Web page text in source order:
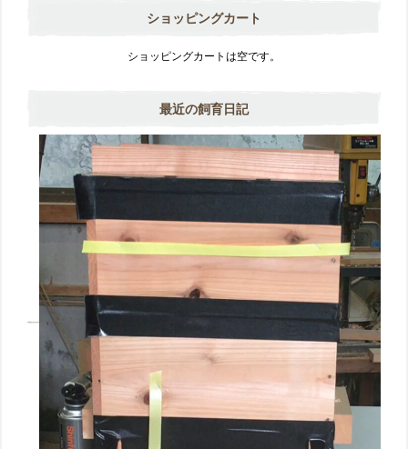
ショッピングカート
ショッピングカートは空です。
最近の飼育日記